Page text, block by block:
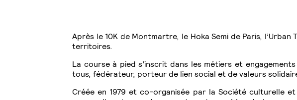
Après le 10K de Montmartre, le Hoka Semi de Paris,
territoires.
La course à pied s’inscrit dans les métiers et
tous, fédérateur, porteur de lien social et de valeurs
Créée en 1979 et co-organisée par la Société culturelle